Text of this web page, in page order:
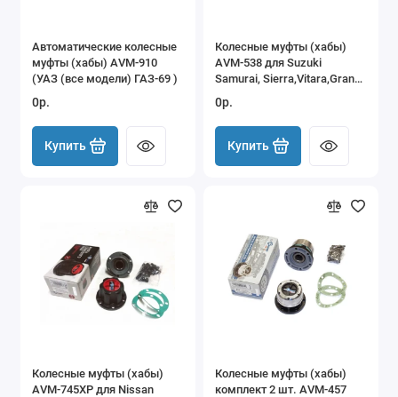
Автоматические колесные
муфты (хабы) AVM-910
(УАЗ (все модели) ГАЗ-69 )
0р.
Купить
Колесные муфты (хабы)
AVM-538 для Suzuki
Samurai, Sierra,Vitara,Grand
0р.
Купить
Колесные муфты (хабы)
AVM-745XP для Nissan
Колесные муфты (хабы)
комплект 2 шт. AVM-457